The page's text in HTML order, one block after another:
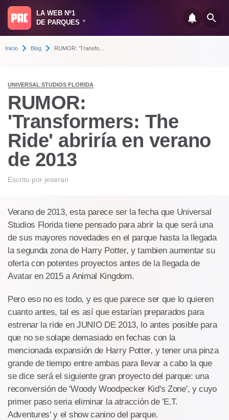
LA WEB Nº1
DE PARQUES
®
Inicio Blog RUMOR: 'Transfo...
UNIVERSAL STUDIOS FLORIDA
RUMOR:
'Transformers: The
Ride' abriría en verano
de 2013
Escrito por jeseran
Verano de 2013, esta parece ser la fecha que Universal
Studios Florida tiene pensado para abrir la que será una
de sus mayores novedades en el parque hasta la llegada
la segunda zona de Harry Potter, y tambien aumentar su
oferta con potentes proyectos antes de la llegada de
Avatar en 2015 a Animal Kingdom.
Pero eso no es todo, y es que parece ser que lo quieren
cuanto antes, tal es así que estarían preparados para
estrenar la ride en JUNIO DE 2013, lo antes posible para
que no se solape demasiado en fechas con la
mencionada expansión de Harry Potter, y tener una pinza
grande de tiempo entre ambas para llevar a cabo la que
se dice será el siguiente gran proyecto del parque: una
reconversión de 'Woody Woodpecker Kid's Zone', y cuyo
primer paso seria eliminar la atracción de 'E.T.
Adventures' y el show canino del parque.